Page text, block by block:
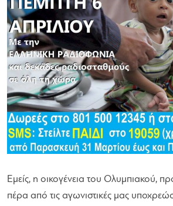
Εμείς, η οικογένεια του Ολυμπιακού,
πέρα από τις αγωνιστικές μας